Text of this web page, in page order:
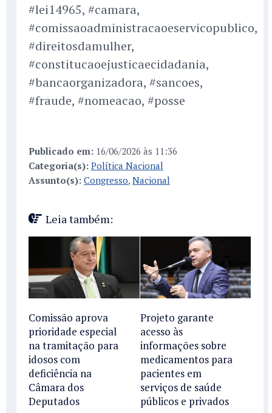
#lei14965, #camara,
#comissaoadministracaoeservicopublico,
#direitosdamulher,
#constitucaoejusticaecidadania,
#bancaorganizadora, #sancoes,
#fraude, #nomeacao, #posse
Publicado em: 16/06/2026 às 11:36
Categoria(s): Política Nacional
Assunto(s): Congresso, Nacional
Leia também:
Comissão aprova
prioridade especial
na tramitação para
idosos com
deficiência na
Câmara dos
Deputados
Projeto garante
acesso às
informações sobre
medicamentos para
pacientes em
serviços de saúde
públicos e privados